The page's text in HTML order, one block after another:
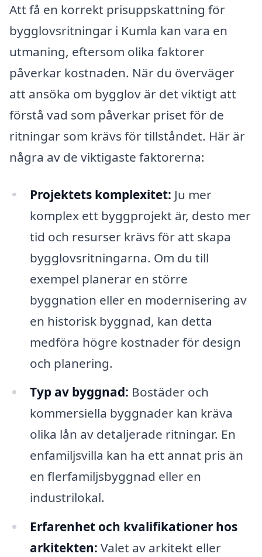
Att få en korrekt prisuppskattning för
bygglovsritningar i Kumla kan vara en
utmaning, eftersom olika faktorer
påverkar kostnaden. När du överväger
att ansöka om bygglov är det viktigt att
förstå vad som påverkar priset för de
ritningar som krävs för tillståndet. Här är
några av de viktigaste faktorerna:
Projektets komplexitet: Ju mer
komplex ett byggprojekt är, desto mer
tid och resurser krävs för att skapa
bygglovsritningarna. Om du till
exempel planerar en större
byggnation eller en modernisering av
en historisk byggnad, kan detta
medföra högre kostnader för design
och planering.
Typ av byggnad: Bostäder och
kommersiella byggnader kan kräva
olika lån av detaljerade ritningar. En
enfamiljsvilla kan ha ett annat pris än
en flerfamiljsbyggnad eller en
industrilokal.
Erfarenhet och kvalifikationer hos
arkitekten: Valet av arkitekt eller